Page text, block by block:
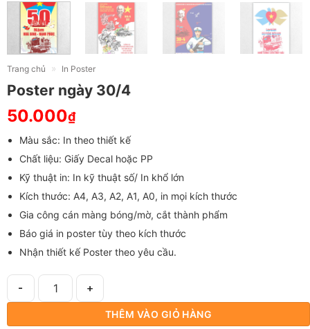
Trang chủ » In Poster
Poster ngày 30/4
50.000₫
Màu sắc: In theo thiết kế
Chất liệu: Giấy Decal hoặc PP
Kỹ thuật in: In kỹ thuật số/ In khổ lớn
Kích thước: A4, A3, A2, A1, A0, in mọi kích thước
Gia công cán màng bóng/mờ, cắt thành phẩm
Báo giá in poster tùy theo kích thước
Nhận thiết kế Poster theo yêu cầu.
Poster ngày 30/4 số lượng
THÊM VÀO GIỎ HÀNG